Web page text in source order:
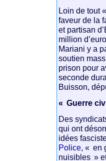
Loin de tout
faveur de la
et partisan
million
Mariani y a
soutien
prison pour
seconde
Buisson,
« Guerre
Des
qui ont
idées
Police, « en
nuisibles »